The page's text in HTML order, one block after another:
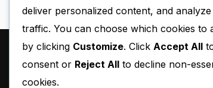
deliver personalized content, and analyze
traffic. You can choose which cookies to
by clicking Customize. Click Accept All
consent or Reject All to decline non-
cookies.